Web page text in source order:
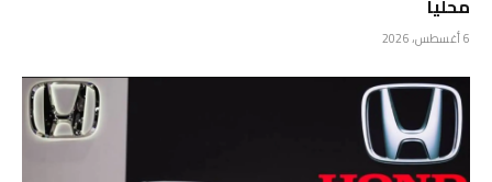
محلياً
6 أغسطس، 2026